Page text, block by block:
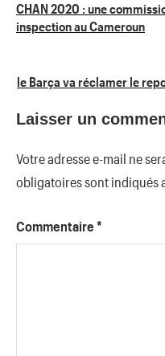
Navigation
de
CHAN 2020 : une
inspection au Cameroun
le Barça va réclamer le
Laisser un
Votre adresse e-mail ne
obligatoires sont indiqués
Commentaire *